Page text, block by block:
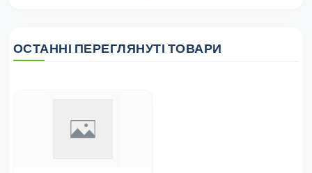
ОСТАННІ ПЕРЕГЛЯНУТІ ТОВАРИ